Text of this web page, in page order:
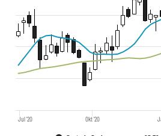
Jul '20 Okt '20